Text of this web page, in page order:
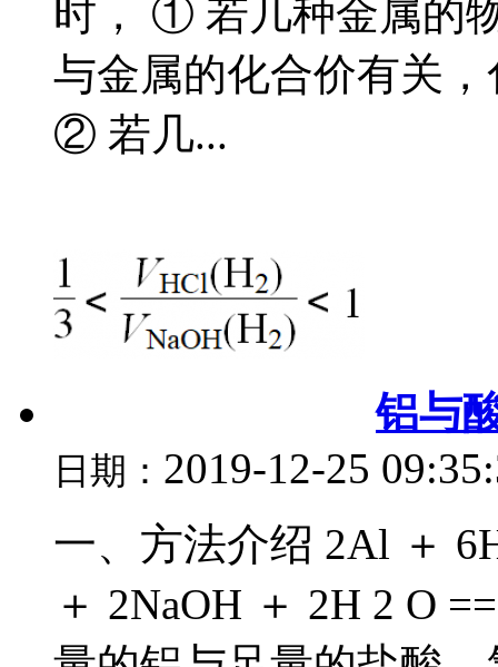
时， ① 若几种金属的
与金属的化合价有关
② 若几...
铝与
日期： 2019-12-25
一、方法介绍 2Al ＋
＋ 2NaOH ＋ 2H 2 O